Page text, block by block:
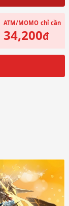
ATM/MOMOchỉ cần
34,200đ